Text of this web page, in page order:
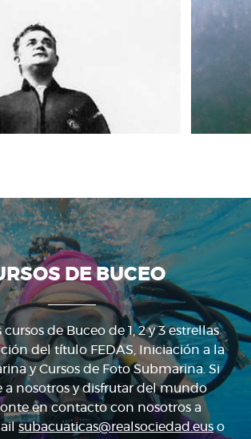
DE BUCEO
de Buceo de 1, 2 y 3 estrellas
del título FEDAS, Iniciación a la
y Cursos de Foto Submarina. Si
a nosotros y disfrutar del mundo
en contacto con nosotros a
subacuaticas@realsociedad.euso